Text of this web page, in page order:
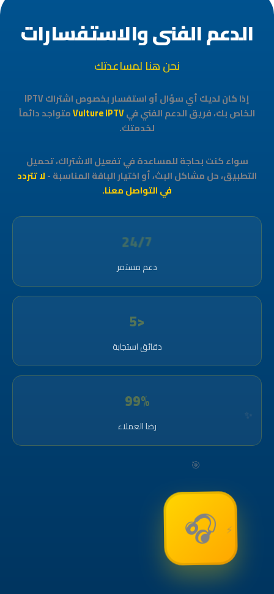
الدعم الفني والاستفسارات
نحن هنا لمساعدتك
إذا كان لديك أي سؤال أو استفسار بخصوص اشتراك IPTV
الخاص بك، فريق الدعم الفني فيVulture IPTVمتواجد دائماً
لخدمتك.
سواء كنت بحاجة للمساعدة في تفعيل الاشتراك، تحميل
التطبيق، حل مشاكل البث، أو اختيار الباقة المناسبة -لا تتردد
في التواصل معنا.
24/7
دعم مستمر
<5
دقائق استجابة
99%
رضا العملاء
⚡
🎧